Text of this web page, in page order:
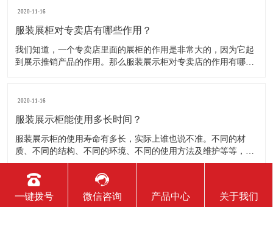
2020-11-16
服装展柜对专卖店有哪些作用？
我们知道，一个专卖店里面的展柜的作用是非常大的，因为它起
到展示推销产品的作用。那么服装展示柜对专卖店的作用有哪些
陈列展示商品。把商品的风采展现在消费者面前，使消费者对商
2020-11-16
服装展示柜能使用多长时间？
服装展示柜的使用寿命有多长，实际上谁也说不准。不同的材
质、不同的结构、不同的环境、不同的使用方法及维护等等，都
会影响到服装展示柜的使用寿命！下面为你详细介绍下 。 服装
展示柜做为一个产品陈列展示的定制物件，它的使用周期是比较
短的。供自家公司展厅用，可能需要稍长些，对于一些商场专
柜、专店，一
如何判断服装展示柜质量的好坏？
一键拨号 微信咨询 产品中心 关于我们